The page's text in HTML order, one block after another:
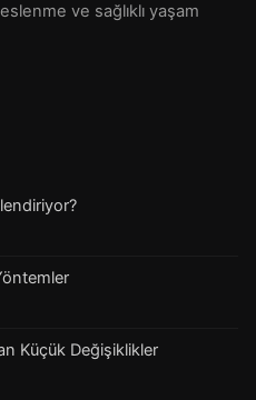
ve sağlıklı yaşam
Küçük Değişiklikler